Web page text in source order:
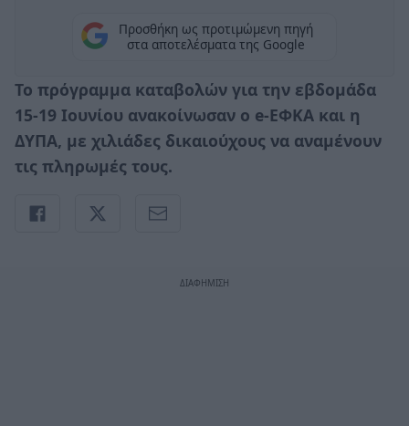
Προσθήκη ως προτιμώμενη πηγή
στα αποτελέσματα της Google
Το πρόγραμμα καταβολών για την εβδομάδα
15-19 Ιουνίου ανακοίνωσαν ο e-ΕΦΚΑ και η
ΔΥΠΑ, με χιλιάδες δικαιούχους να αναμένουν
τις πληρωμές τους.